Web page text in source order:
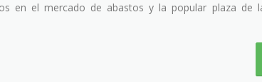
en el mercado de abastos y la popular plaza de